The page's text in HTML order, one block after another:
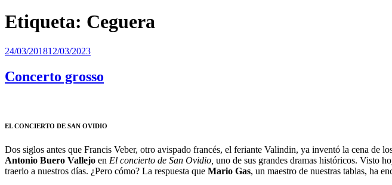
Etiqueta: Ceguera
Publicado
24/03/201812/03/2023
Concerto grosso
EL CONCIERTO DE SAN OVIDIO
Dos siglos antes que Francis Veber, otro avispado francés, el feriante Valindin, ya inventó la cena de
Antonio Buero Vallejo en El concierto de San Ovidio, uno de sus grandes dramas históricos. Visto
traerlo a nuestros días. ¿Pero cómo? La respuesta que Mario Gas, un maestro de nuestras tablas, ha